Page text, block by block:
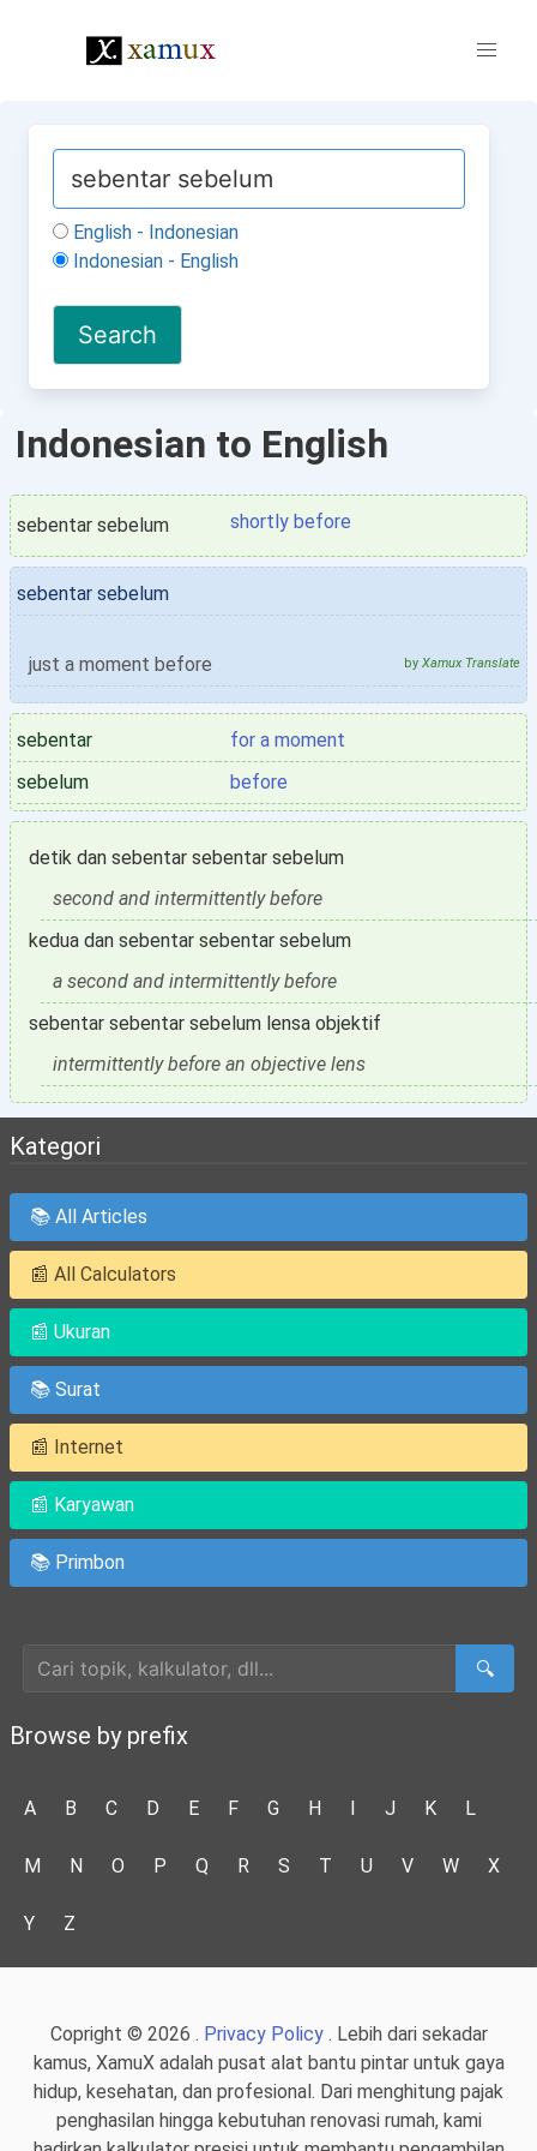
English - Indonesian
Indonesian - English
Indonesian to English
sebentar sebelum shortly before
sebentar sebelum
just a moment before by Xamux Translate
sebentar
for a moment
sebelum
before
detik dan sebentar sebentar sebelum
second and intermittently before
kedua dan sebentar sebentar sebelum
a second and intermittently before
sebentar sebentar sebelum lensa objektif
intermittently before an objective lens
Kategori
📚 All Articles
📰 All Calculators
📰 Ukuran
📚 Surat
📰 Internet
📰 Karyawan
📚 Primbon
🔍
Browse by prefix
A B C D E F G H I J K L
M N O P Q R S T U V W X
Y Z
Copright © 2026 . Privacy Policy. Lebih dari sekadar
kamus, XamuX adalah pusat alat bantu pintar untuk gaya
hidup, kesehatan, dan profesional. Dari menghitung pajak
penghasilan hingga kebutuhan renovasi rumah, kami